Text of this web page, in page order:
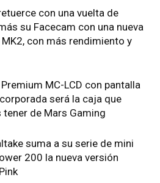
con una vuelta de
su Facecam con una nueva
con más rendimiento y
MC-LCD con pantalla
será la caja que
tener de Mars Gaming
suma a su serie de mini
200 la nueva versión